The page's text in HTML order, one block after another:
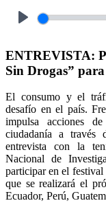
ENTREVISTA:
Sin Drogas”
El consumo y el
desafío en el país.
impulsa acciones
ciudadanía a través
entrevista con la
Nacional de
participar en el
que se realizará el
Ecuador, Perú,